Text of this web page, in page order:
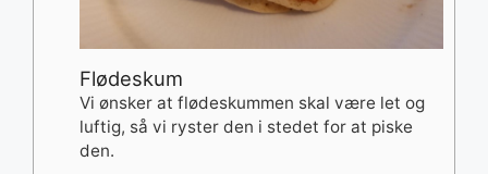
Flødeskum
Vi ønsker at flødeskummen skal være let og
luftig, så vi ryster den i stedet for at piske
den.